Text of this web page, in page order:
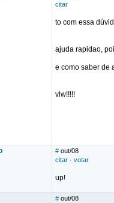
citar
to com essa
ajuda rapidao,
e como saber de
vlw!!!!!
# out/08
citar · votar
up!
# out/08